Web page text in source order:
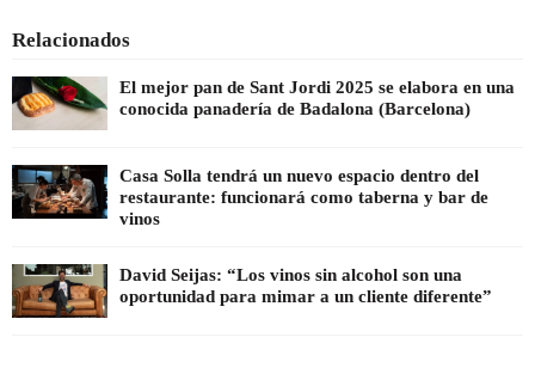
Relacionados
El mejor pan de Sant Jordi 2025 se elabora en una
conocida panadería de Badalona (Barcelona)
Casa Solla tendrá un nuevo espacio dentro del
restaurante: funcionará como taberna y bar de
vinos
David Seijas: “Los vinos sin alcohol son una
oportunidad para mimar a un cliente diferente”